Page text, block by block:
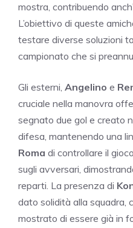
mostra, contribuendo
L’obiettivo di queste
testare diverse soluzioni
campionato che si
Gli esterni, Angelino e
cruciale nella manovra
segnato due gol e creato
difesa, mantenendo una
Roma di controllare il
sugli avversari,
reparti. La presenza di
dato solidità alla squadra,
mostrato di essere già in